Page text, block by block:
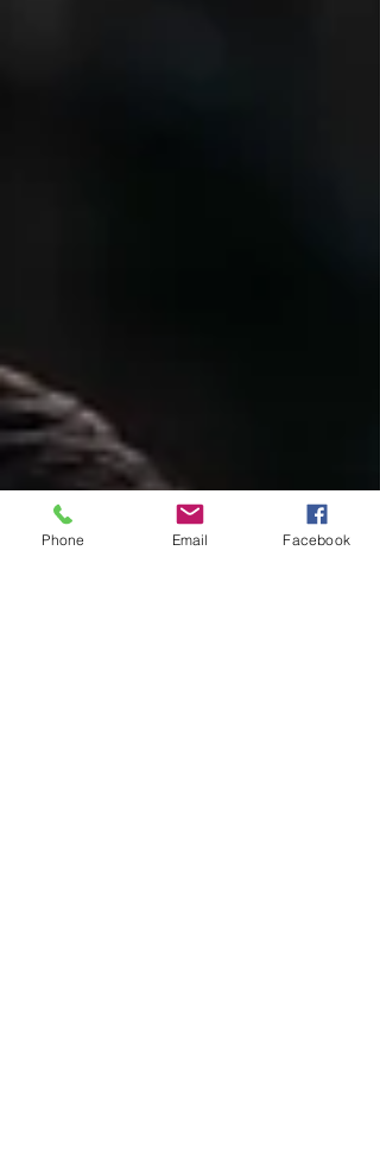
Phone Email Facebook